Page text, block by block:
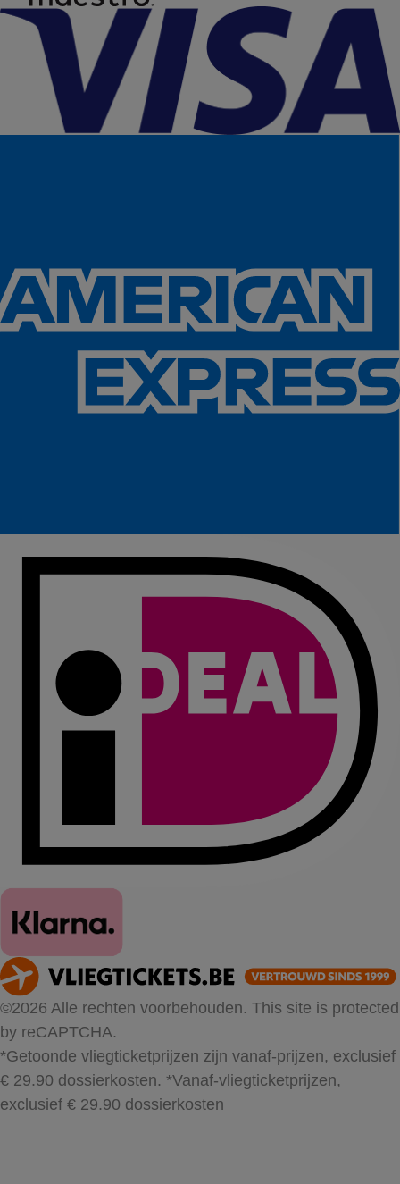
©2026 Alle rechten voorbehouden. This site is protected
by reCAPTCHA.
*Getoonde vliegticketprijzen zijn vanaf-prijzen, exclusief
€ 29.90 dossierkosten. *Vanaf-vliegticketprijzen,
exclusief € 29.90 dossierkosten